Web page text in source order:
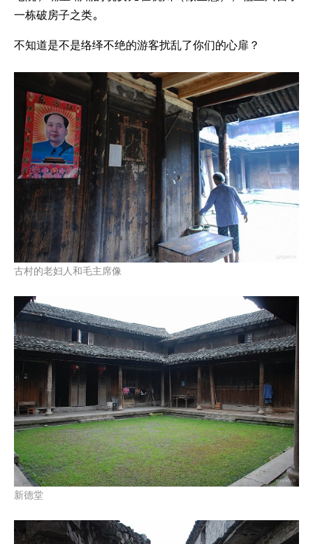
一栋破房子之类。
不知道是不是络绎不绝的游客扰乱了你们的心扉？
古村的老妇人和毛主席像
新德堂